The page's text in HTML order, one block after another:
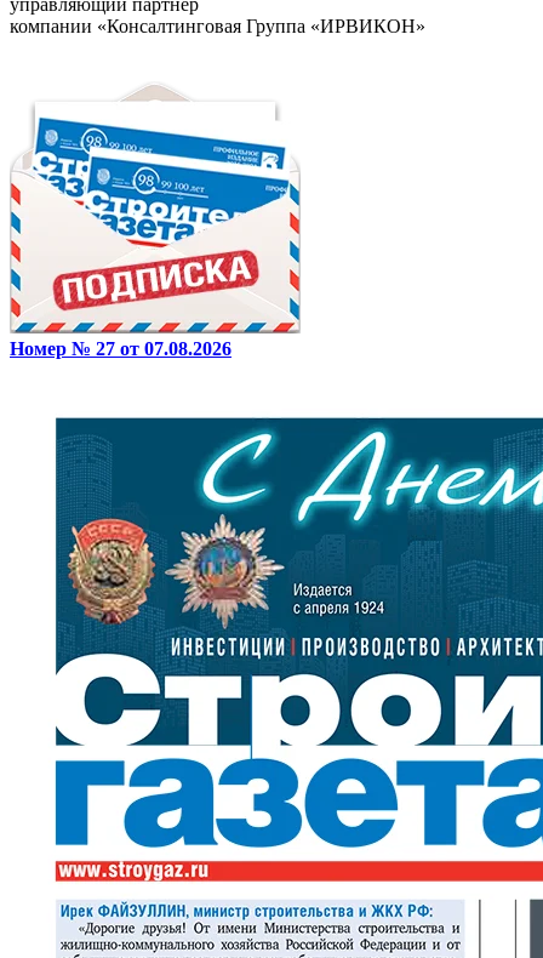
управляющий партнер
компании «Консалтинговая Группа «ИРВИКОН»
Номер № 27 от 07.08.2026